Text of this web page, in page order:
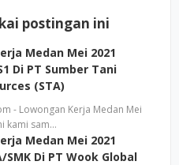
postingan ini
Medan Mei 2021
Di PT Sumber Tani
(STA)
- Lowongan Kerja Medan Mei
kami sam…
Medan Mei 2021
SMK Di PT Wook Global